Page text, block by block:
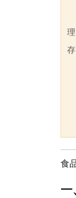
食
一